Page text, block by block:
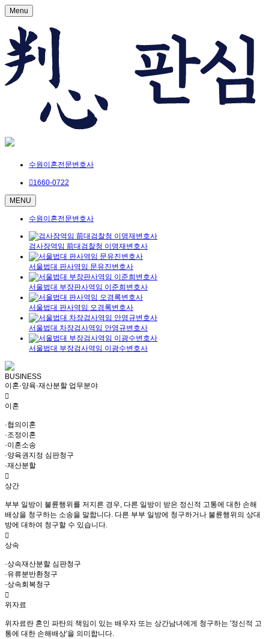
Menu
수원이혼전문변호사
1660-0722
MENU
수원이혼전문변호사
검사장역임 前대검찰청 이명재변호사
서울법대 판사역임 문유진변호사
서울법대 부장판사역임 이준희변호사
서울법대 판사역임 오경록변호사
서울법대 차장검사역임 안영규변호사
서울법대 부장검사역임 이광수변호사
BUSINESS
이혼·양육·재산분할 업무분야
이혼
·협의이혼
·조정이혼
·이혼소송
·양육권지정 심판청구
·재산분할
상간
부부 일방이 불륜행위를 저지른 경우, 다른 일방이 받은 정신적 고통에 대한 손해
배상을 청구하는 소송을 말합니다. 다른 부부 일방에 청구하거나 불륜행위의 상대
방에 대하여 청구할 수 있습니다.
상속
·상속재산분할 심판청구
·유류분반환청구
·상속회복청구
위자료
위자료란 혼인 파탄의 책임이 있는 배우자 또는 상간남녀에게 청구하는 '정신적 고
통에 대한 손해배상'을 의미합니다.